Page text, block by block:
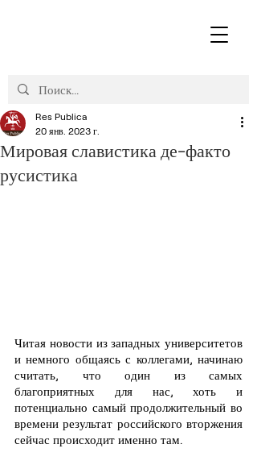
Мировая славистика де-факто
русистика
Res Publica
20 янв. 2023 г.
Читая новости из западных университетов
и немного общаясь с коллегами, начинаю
считать, что один из самых
благоприятных для нас, хоть и
потенциально самый продолжительный во
времени результат российского вторжения
сейчас происходит именно там.